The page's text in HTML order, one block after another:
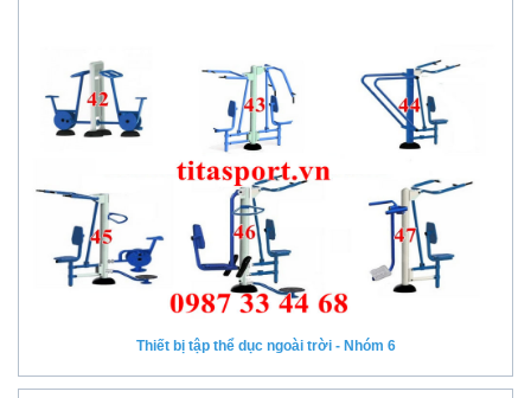
Thiết bị tập thể dục ngoài trời - Nhóm 6